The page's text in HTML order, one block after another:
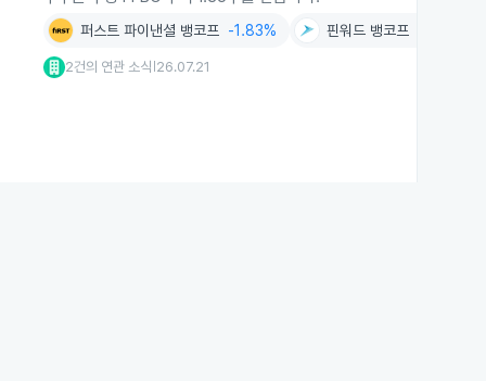
퍼스트 파이낸셜 뱅코프 -1.83% 핀워드 뱅코프
2건의 연관 소식 26.07.21